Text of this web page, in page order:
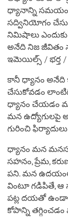
ధ్యానాన్ని సమయం
సద్వినియోగం
నిమిషాలు
అనేది నిజ జీవితం
ఇమెయిల్స్ / భర్త /
కానీ ధ్యానం అనేది
చేసుకోవడం
ధ్యానం చేయడం
మన ఉద్యోగులపై
గురించి
ధ్యానం మన
సహనం, ప్రేమ,
పని. మన ఉదయంలో
వింటూ గడిపితే,
పట్ల దయతో
కోపాన్ని